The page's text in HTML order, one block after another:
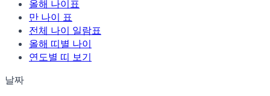
올해 나이표
만 나이 표
전체 나이 일람표
올해 띠별 나이
연도별 띠 보기
날짜